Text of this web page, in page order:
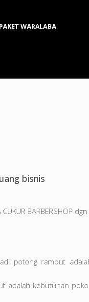
PAKET WARALABA
bisnis
BARBERSHOP dgn
potong rambut
adalah kebutuhan